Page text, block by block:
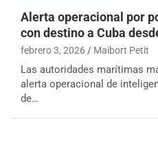
Alerta operacional por
con destino a Cuba
febrero 3, 2026 Maibort Petit
Las autoridades marítimas
alerta operacional de
de…